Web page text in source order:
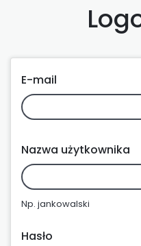
E-mail
Nazwa użytkownika
Np. jankowalski
Hasło